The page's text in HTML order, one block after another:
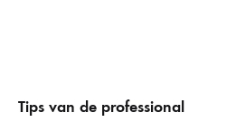
Tips van de professional